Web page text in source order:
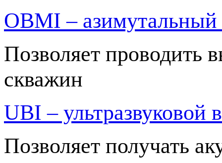
OBMI –
Позволяет проводить
скважин
UBI –
Позволяет получать